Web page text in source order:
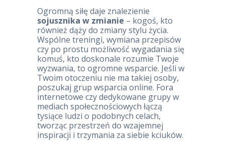
Ogromną siłę daje znalezienie
sojusznika w zmianie – kogoś, kto
również dąży do zmiany stylu życia.
Wspólne treningi, wymiana przepisów
czy po prostu możliwość wygadania się
komuś, kto doskonale rozumie Twoje
wyzwania, to ogromne wsparcie. Jeśli w
Twoim otoczeniu nie ma takiej osoby,
poszukaj grup wsparcia online. Fora
internetowe czy dedykowane grupy w
mediach społecznościowych łączą
tysiące ludzi o podobnych celach,
tworząc przestrzeń do wzajemnej
inspiracji i trzymania za siebie kciuków.